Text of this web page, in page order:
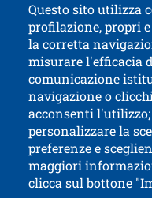
Contatti
Titolo contatti
Questo sito utilizza
profilazione, propri
la corretta
misurare l'efficacia
comunicazione
navigazione o
acconsenti
personalizzare la
preferenze e
maggiori
clicca sul bottone
via